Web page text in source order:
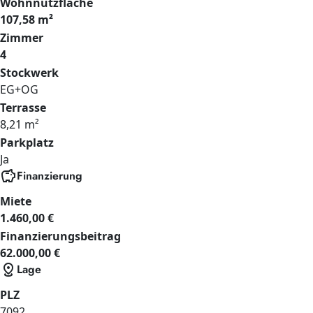
107,58 m²
Zimmer
4
Stockwerk
EG+OG
Terrasse
8,21 m²
Parkplatz
Ja
savingsFinanzierung
Miete
1.460,00 €
Finanzierungsbeitrag
62.000,00 €
distance Lage
PLZ